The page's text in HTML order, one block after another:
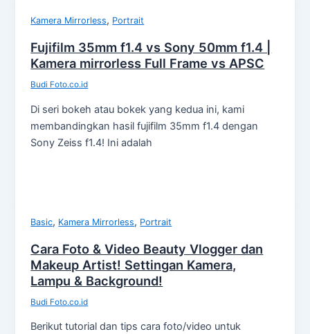
Kamera Mirrorless, Portrait
Fujifilm 35mm f1.4 vs Sony 50mm f1.4 |
Kamera mirrorless Full Frame vs APSC
Budi Foto.co.id
Di seri bokeh atau bokek yang kedua ini, kami
membandingkan hasil fujifilm 35mm f1.4 dengan
Sony Zeiss f1.4! Ini adalah
Basic, Kamera Mirrorless, Portrait
Cara Foto & Video Beauty Vlogger dan
Makeup Artist! Settingan Kamera,
Lampu & Background!
Budi Foto.co.id
Berikut tutorial dan tips cara foto/video untuk